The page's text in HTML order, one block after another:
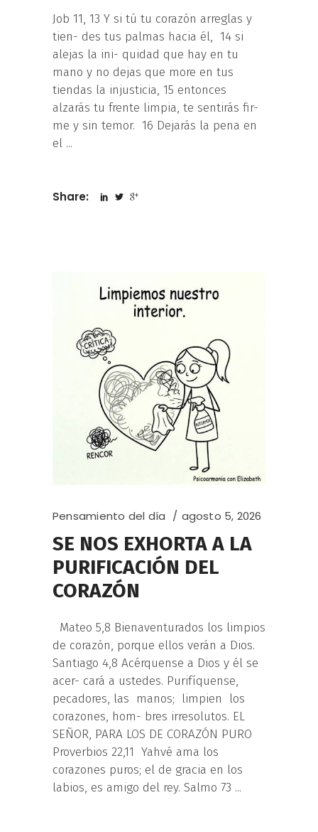
Job 11, 13 Y si tú tu corazón arreglas y
tien- des tus palmas hacia él, 14 si
alejas la ini- quidad que hay en tu
mano y no dejas que more en tus
tiendas la injusticia, 15 entonces
alzarás tu frente limpia, te sentirás fir-
me y sin temor. 16 Dejarás la pena en
el
Share:
Pensamiento del día agosto 5, 2026
SE NOS EXHORTA A LA
PURIFICACIÓN DEL
CORAZÓN
Mateo 5,8 Bienaventurados los limpios
de corazón, porque ellos verán a Dios.
Santiago 4,8 Acérquense a Dios y él se
acer- cará a ustedes. Purifíquense,
pecadores, las manos; limpien los
corazones, hom- bres irresolutos. EL
SEÑOR, PARA LOS DE CORAZÓN PURO
Proverbios 22,11 Yahvé ama los
corazones puros; el de gracia en los
labios, es amigo del rey. Salmo 73